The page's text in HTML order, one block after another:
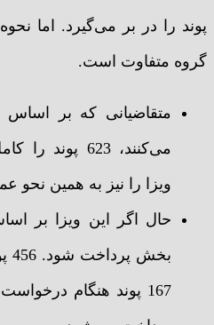
پوند را در بر می‌گیرد. اما
گروه متفاوت است.
متقاضیانی که بر
می‌کنند، 623
ویزا را نیز به همین نحو
حال اگر این ویزا بر
167 پوند هنگام